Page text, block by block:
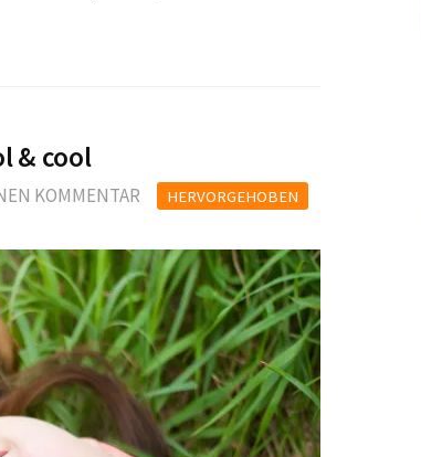
& cool
KOMMENTAR HERVORGEHOBEN